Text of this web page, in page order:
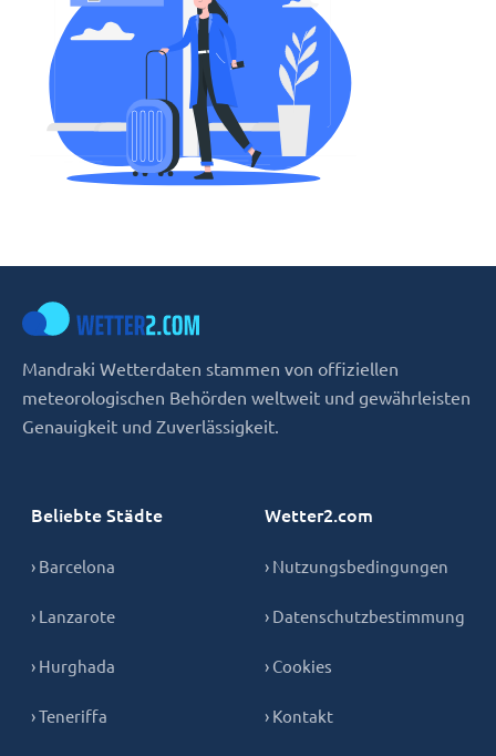
Mandraki Wetterdaten stammen von offiziellen
meteorologischen Behörden weltweit und gewährleisten
Genauigkeit und Zuverlässigkeit.
Beliebte Städte
› Barcelona
› Lanzarote
› Hurghada
› Teneriffa
Wetter2.com
› Nutzungsbedingungen
› Datenschutzbestimmung
› Cookies
› Kontakt